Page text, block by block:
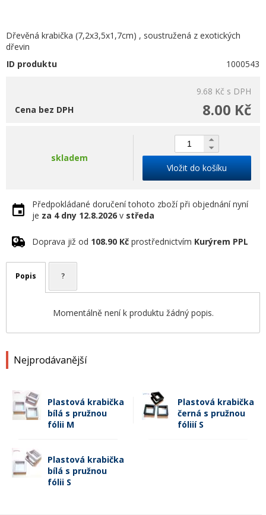
Nejprodávanější
Plastová krabička
bílá s pružnou
fólii M
Plastová krabička
černá s pružnou
fóliií S
Plastová krabička
bílá s pružnou
fólii S
Dřevěná krabička (7,2x3,5x1,7cm) , soustružená z exotických
dřevin
ID produktu
1000543
9.68 Kč s DPH
8.00 Kč
Cena bez DPH
skladem
Vložit do košíku
Předpokládané doručení tohoto zboží při objednání nyní
je za 4 dny 12.8.2026 v středa
Doprava již od 108.90 Kč prostřednictvím Kurýrem PPL
Popis ?
Momentálně není k produktu žádný popis.